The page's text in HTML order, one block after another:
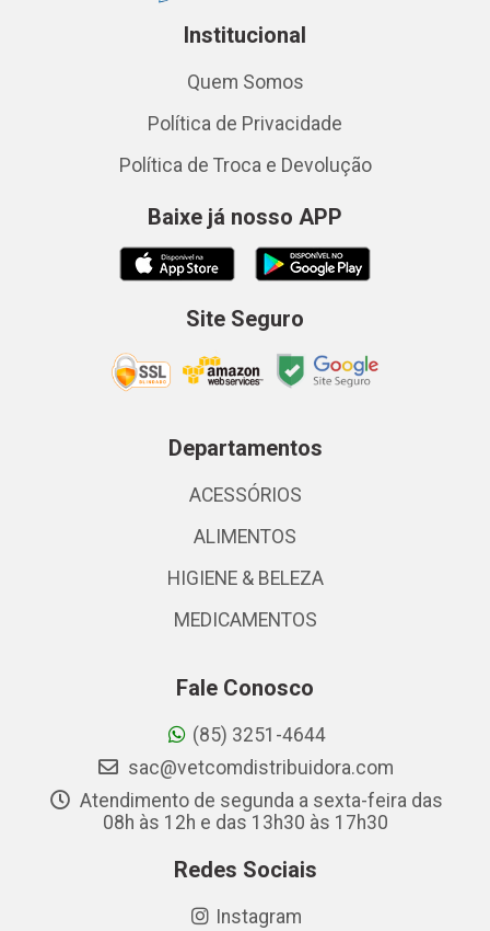
Institucional
Quem Somos
Política de Privacidade
Política de Troca e Devolução
Baixe já nosso APP
Site Seguro
Departamentos
ACESSÓRIOS
ALIMENTOS
HIGIENE & BELEZA
MEDICAMENTOS
Fale Conosco
(85) 3251-4644
sac@vetcomdistribuidora.com
Atendimento de segunda a sexta-feira das
08h às 12h e das 13h30 às 17h30
Redes Sociais
Instagram